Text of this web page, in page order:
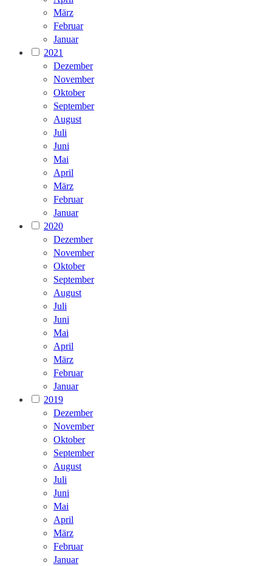
März
Februar
Januar
2021
Dezember
November
Oktober
September
August
Juli
Juni
Mai
April
März
Februar
Januar
2020
Dezember
November
Oktober
September
August
Juli
Juni
Mai
April
März
Februar
Januar
2019
Dezember
November
Oktober
September
August
Juli
Juni
Mai
April
März
Februar
Januar